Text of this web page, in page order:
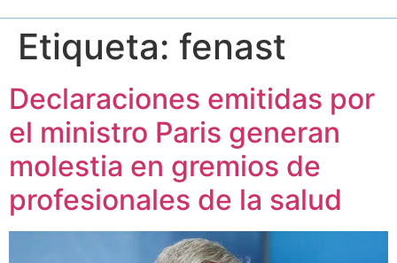
Etiqueta: fenast
Declaraciones emitidas por
el ministro Paris generan
molestia en gremios de
profesionales de la salud